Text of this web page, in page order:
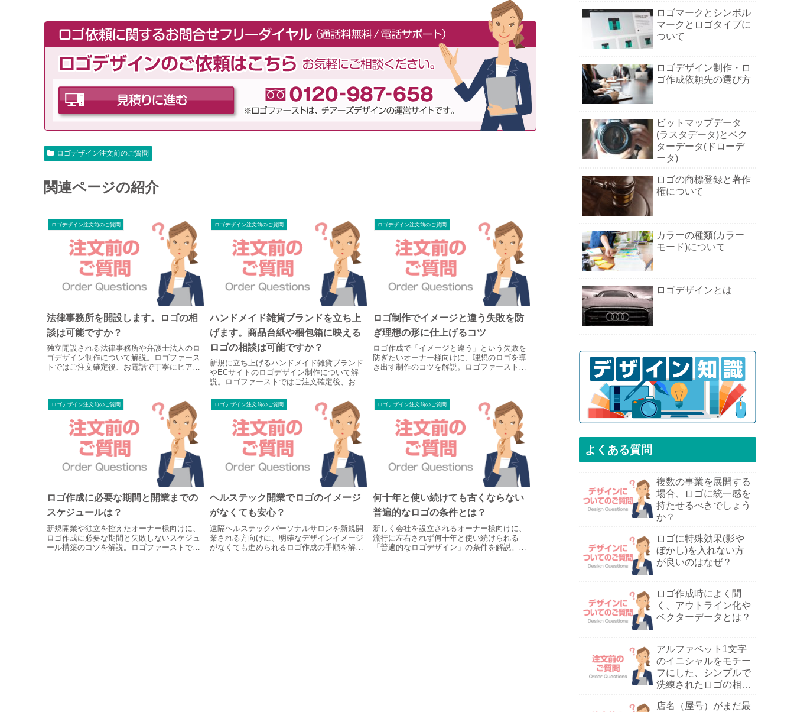
ロゴデザイン注文前のご質問
関連ページの紹介
ロゴデザイン注文前のご質問
法律事務所を開設します。ロゴの相
談は可能ですか？
独立開設される法律事務所や弁護士法人のロ
ゴデザイン制作について解説。ロゴファース
トではご注文確定後、お電話で丁寧にヒアリ
ロゴデザイン注文前のご質問
ハンドメイド雑貨ブランドを立ち上
げます。商品台紙や梱包箱に映える
ロゴの相談は可能ですか？
新規に立ち上げるハンドメイド雑貨ブランド
やECサイトのロゴデザイン制作について解
説。ロゴファーストではご注文確定後、お電
界観に合わせ、商品台紙や梱包箱、ショップ
カードに美しく映える完全オリジナルのロゴ
をご提案します。
ロゴデザイン注文前のご質問
ロゴ制作でイメージと違う失敗を防
ぎ理想の形に仕上げるコツ
ロゴ作成で「イメージと違う」という失敗を
防ぎたいオーナー様向けに、理想のロゴを導
き出す制作のコツを解説。ロゴファーストで
ロゴデザイン注文前のご質問
ロゴ作成に必要な期間と開業までの
スケジュールは？
新規開業や独立を控えたオーナー様向けに、
ロゴ作成に必要な期間と失敗しないスケジュ
ール構築のコツを解説。ロゴファーストでは
ロゴデザイン注文前のご質問
ヘルステック開業でロゴのイメージ
がなくても安心？
遠隔ヘルステックパーソナルサロンを新規開
業される方向けに、明確なデザインイメージ
がなくても進められるロゴ作成の手順を解
ロゴデザイン注文前のご質問
何十年と使い続けても古くならない
普遍的なロゴの条件とは？
新しく会社を設立されるオーナー様向けに、
流行に左右されず何十年と使い続けられる
「普遍的なロゴデザイン」の条件を解説。ロ
ロゴマークとシンボル
マークとロゴタイプに
ついて
ロゴデザイン制作・ロ
ゴ作成依頼先の選び方
ビットマップデータ
(ラスタデータ)とベク
ターデータ(ドローデ
ータ)
ロゴの商標登録と著作
権について
カラーの種類(カラー
モード)について
ロゴデザインとは
よくある質問
複数の事業を展開する
場合、ロゴに統一感を
持たせるべきでしょう
か？
ロゴに特殊効果(影や
ぼかし)を入れない方
が良いのはなぜ？
ロゴ作成時によく聞
く、アウトライン化や
ベクターデータとは？
アルファベット1文字
のイニシャルをモチー
フにした、シンプルで
洗練されたロゴの相談
店名（屋号）がまだ最